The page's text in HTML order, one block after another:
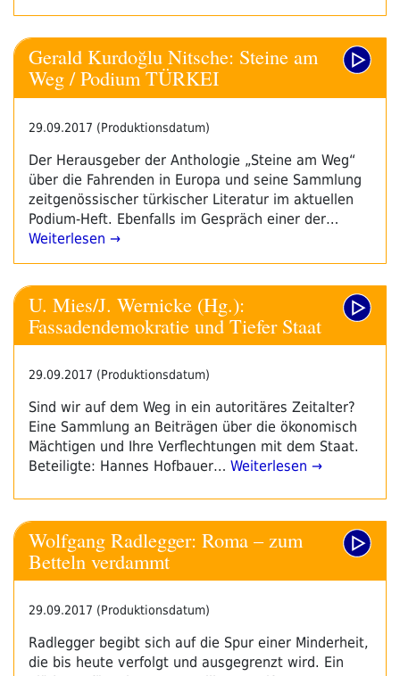
Gerald Kurdoğlu Nitsche: Steine am
Weg / Podium TÜRKEI
29.09.2017 (Produktionsdatum)
Der Herausgeber der Anthologie „Steine am Weg“
über die Fahrenden in Europa und seine Sammlung
zeitgenössischer türkischer Literatur im aktuellen
Podium-Heft. Ebenfalls im Gespräch einer der…
Weiterlesen →
U. Mies/J. Wernicke (Hg.):
Fassadendemokratie und Tiefer Staat
29.09.2017 (Produktionsdatum)
Sind wir auf dem Weg in ein autoritäres Zeitalter?
Eine Sammlung an Beiträgen über die ökonomisch
Mächtigen und Ihre Verflechtungen mit dem Staat.
Beteiligte: Hannes Hofbauer… Weiterlesen →
Wolfgang Radlegger: Roma – zum
Betteln verdammt
29.09.2017 (Produktionsdatum)
Radlegger begibt sich auf die Spur einer Minderheit,
die bis heute verfolgt und ausgegrenzt wird. Ein